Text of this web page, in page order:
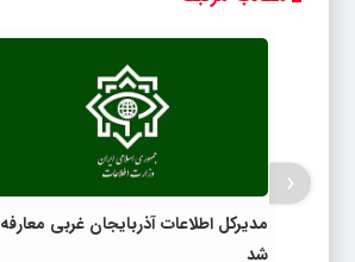
مدیرکل اطلاعات آذربایجان غربی معارفه
شد
‹